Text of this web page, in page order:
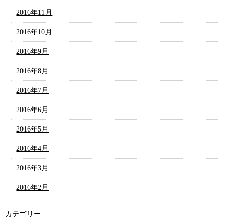
2016年11月
2016年10月
2016年9月
2016年8月
2016年7月
2016年6月
2016年5月
2016年4月
2016年3月
2016年2月
カテゴリー